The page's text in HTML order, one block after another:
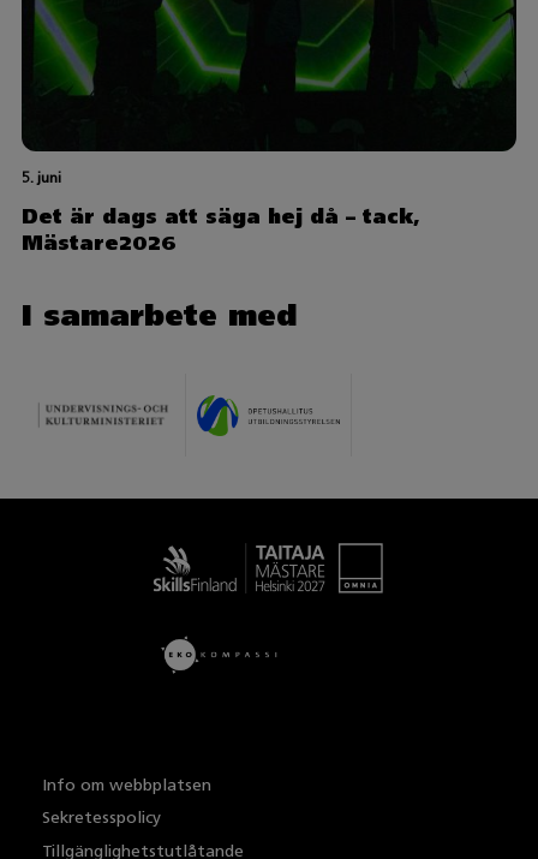
5. juni
Det är dags att säga hej då – tack,
Mästare2026
I samarbete med
Info om webbplatsen
Sekretesspolicy
Tillgänglighetstutlåtande